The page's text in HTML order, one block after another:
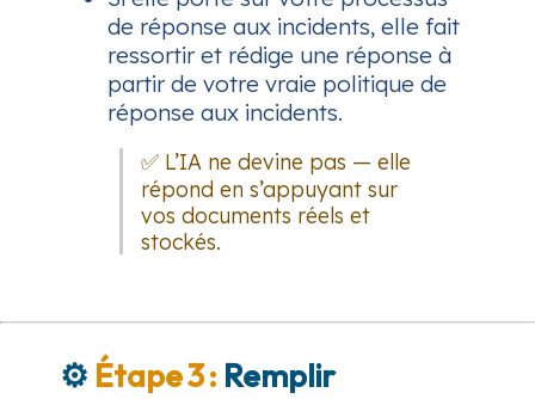
de réponse aux incidents, elle fait
ressortir et rédige une réponse à
partir de votre vraie politique de
réponse aux incidents.
✅ L’IA ne devine pas — elle
répond en s’appuyant sur
vos documents réels et
stockés.
⚙️ Étape 3 : Remplir